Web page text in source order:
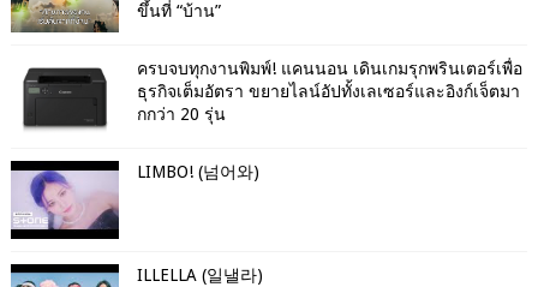
ขึ้นที่ “บ้าน”
ครบจบทุกงานพิมพ์! แคนนอน เดินเกมรุกพรินเตอร์เพื่อ
ธุรกิจเต็มอัตรา ขยายไลน์อัปทั้งเลเซอร์และอิงก์เจ็ตมา
กกว่า 20 รุ่น
LIMBO! (넘어와)
ILLELLA (일낼라)